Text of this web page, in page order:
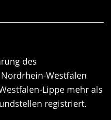
des
Westfalen
Lippe mehr als
registriert.